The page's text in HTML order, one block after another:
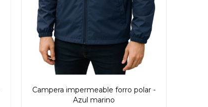
Campera impermeable forro polar -
Azul marino